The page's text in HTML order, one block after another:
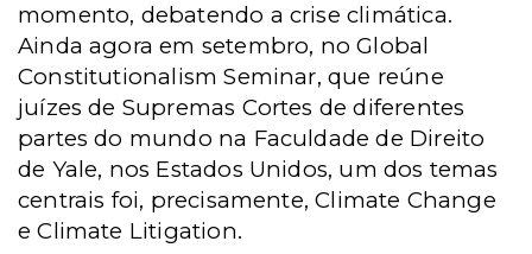
momento, debatendo a crise climática.
Ainda agora em setembro, no Global
Constitutionalism Seminar, que reúne
juízes de Supremas Cortes de diferentes
partes do mundo na Faculdade de Direito
de Yale, nos Estados Unidos, um dos temas
centrais foi, precisamente, Climate Change
e Climate Litigation.